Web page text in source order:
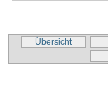
Übersicht